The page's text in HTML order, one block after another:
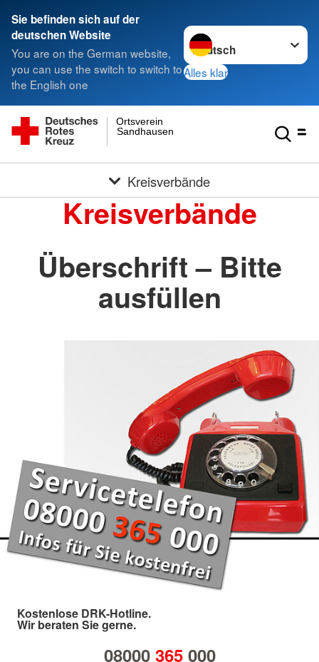
Sie befinden sich auf der
deutschen Website
You are on the German website,
you can use the switch to switch to
the English one
Sprache wechseln zu
Alles klar
Sandhausen
Ortsverein
Kreisverbände
Kreisverbände
Überschrift – Bitte
ausfüllen
Kostenlose DRK-Hotline.
Wir beraten Sie gerne.
08000 365000